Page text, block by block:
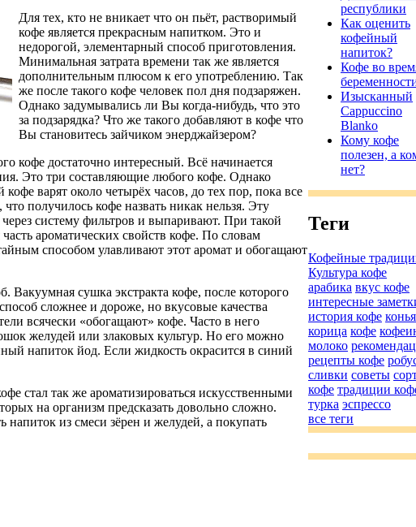
Для тех, кто не вникает что он пьёт, растворимый
кофе является прекрасным напитком. Это и
недорогой, элементарный способ приготовления.
Минимальная затрата времени так же является
дополнительным плюсом к его употреблению. Так
же после такого кофе человек пол дня подзаряжен.
Однако задумывались ли Вы когда-нибудь, что это
за подзарядка? Что же такого добавляют в кофе что
Вы становитесь зайчиком энерджайзером?
кофе достаточно интересный. Всё начинается
Это три составляющие любого кофе. Однако
варят около четырёх часов, до тех пор, пока все
получилось кофе назвать никак нельзя. Эту
систему фильтров и выпаривают. При такой
часть ароматических свойств кофе. По словам
способом улавливают этот аромат и обогащают
Вакуумная сушка экстракта кофе, после которого
сложнее и дороже, но вкусовые качества
всячески «обогащают» кофе. Часто в него
желудей или злаковых культур. Но его можно
напиток йод. Если жидкость окрасится в синий
стал так же ароматизироваться искусственными
на организм предсказать довольно сложно.
напиток из смеси зёрен и желудей, а покупать
республики
Как оценить
кофейный
напиток?
Кофе во
Изысканный
Cappuccino
Blanko
Кому кофе
полезен, а
нет?
Теги
Кофейные
Культура кофе
арабика вкус кофе
интересные
история кофе
корица кофе
молоко
рецепты кофе
сливки советы
кофе традиции
турка эспрессо
все теги